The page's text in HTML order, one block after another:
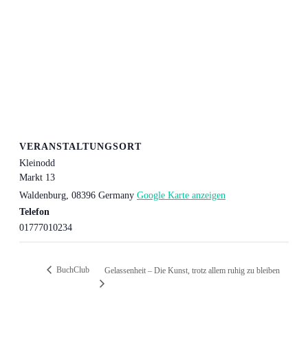
VERANSTALTUNGSORT
Kleinodd
Markt 13
Waldenburg, 08396 Germany Google Karte anzeigen
Telefon
01777010234
BuchClub Gelassenheit – Die Kunst, trotz allem ruhig zu bleiben